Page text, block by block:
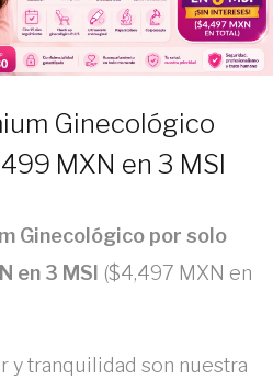
Ginecológico
MXN en 3 MSI
Ginecológico por solo
en 3 MSI ($4,497 MXN en
y tranquilidad son nuestra